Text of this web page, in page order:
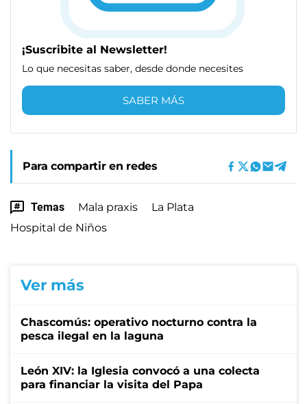
¡Suscribite al Newsletter!
Lo que necesitas saber, desde donde necesites
SABER MÁS
Para compartir en redes
Temas Mala praxis
La Plata
Hospital de Niños
Ver más
Chascomús: operativo nocturno contra la
pesca ilegal en la laguna
León XIV: la Iglesia convocó a una colecta
para financiar la visita del Papa